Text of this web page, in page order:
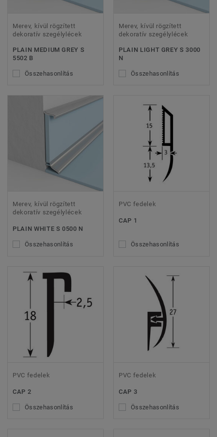
Merev, kívül rögzített
dekoratív szegélylécek
PLAIN MEDIUM GREY S
5502 B
Összehasonlítás
Merev, kívül rögzített
dekoratív szegélylécek
PLAIN LIGHT GREY S 3000
N
Összehasonlítás
Merev, kívül rögzített
dekoratív szegélylécek
PLAIN WHITE S 0500 N
Összehasonlítás
PVC fedelek
CAP 1
Összehasonlítás
PVC fedelek
CAP 2
Összehasonlítás
PVC fedelek
CAP 3
Összehasonlítás